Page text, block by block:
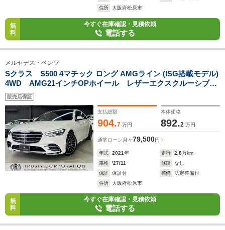
住所
大阪府松原市
無
料
今すぐ在庫確認・見積依頼
電話する
メルセデス・ベンツ
Sクラス S500 4マチック ロング AMGライン (ISG搭載モデル)
4WD AMG21インチOPホイール レザーエクスクルーシブパ
ッケージ パノラミックスライディングルーフ 3Dコックピッ
トディスプレイ ヘッドアップディスプレイ ブルメスターサ
ウンド パワートランク
販売店保証
支払総額
904.7 万円
本体価格
892.2 万円
通常ローン 月々79,500円
年式 2021年 走行 2.8万km
車検
'27/11 修復
なし
保証
保証付 整備
法定整備付
住所
大阪府松原市
無
料
今すぐ在庫確認・見積依頼
電話する